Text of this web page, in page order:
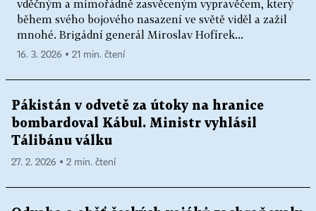
vděčným a mimořádně zasvěceným vypravěčem, který
během svého bojového nasazení ve světě viděl a zažil
mnohé. Brigádní generál Miroslav Hofírek...
16. 3. 2026 ▪ 21 min. čtení
Pákistán v odvetě za útoky na hranice
bombardoval Kábul. Ministr vyhlásil
Tálibánu válku
27. 2. 2026 ▪ 2 min. čtení